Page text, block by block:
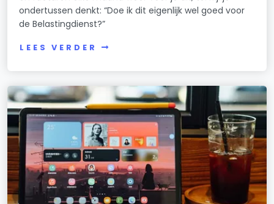
ondertussen denkt: “Doe ik dit eigenlijk wel goed voor
de Belastingdienst?”
LEES VERDER